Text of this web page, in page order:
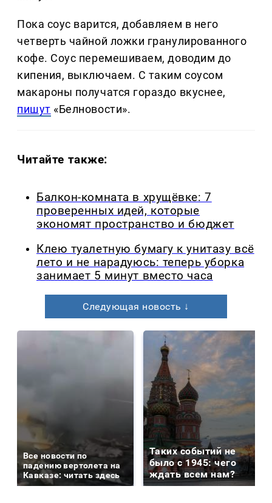
Пока соус варится, добавляем в него
четверть чайной ложки гранулированного
кофе. Соус перемешиваем, доводим до
кипения, выключаем. С таким соусом
макароны получатся гораздо вкуснее,
пишут «Белновости».
Читайте также:
Балкон-комната в хрущёвке: 7
проверенных идей, которые
экономят пространство и бюджет
Клею туалетную бумагу к унитазу всё
лето и не нарадуюсь: теперь уборка
занимает 5 минут вместо часа
Следующая новость ↓
Все новости по
падению вертолета на
Кавказе: читать здесь
Таких событий не
было с 1945: чего
ждать всем нам?